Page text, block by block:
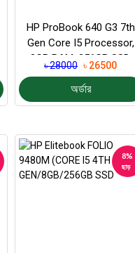
HP ProBook 640 G3 7th
Gen Core I5 Processor,
8GB RAM, 256GB SSD,
14″ Display
৳ 28000 ৳ 26500
অর্ডার
8%
ছাড়